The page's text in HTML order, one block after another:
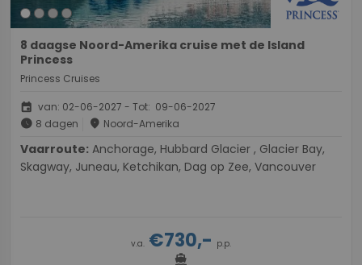
8 daagse Noord-Amerika cruise met de Island
Princess
Princess Cruises
event van: 02-06-2027 - Tot: 09-06-2027
schedule 8 dagen place Noord-Amerika
Vaarroute:
Skagway, Juneau, Ketchikan, Dag op Zee, Vancouver
v.a. €730,- p.p.
directions_boat